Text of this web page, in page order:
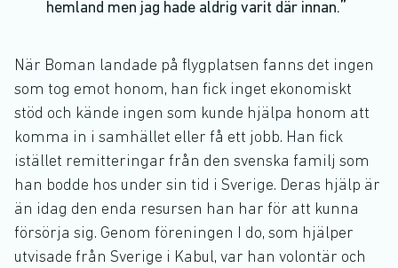
hemland men jag hade aldrig varit där innan.
När Boman landade på flygplatsen fanns det ingen
som tog emot honom, han fick inget ekonomiskt
stöd och kände ingen som kunde hjälpa honom att
komma in i samhället eller få ett jobb. Han fick
istället remitteringar från den svenska familj som
han bodde hos under sin tid i Sverige. Deras hjälp är
än idag den enda resursen han har för att kunna
försörja sig. Genom föreningen I do, som hjälper
utvisade från Sverige i Kabul, var han volontär och